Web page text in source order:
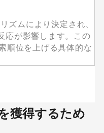
ング
プレイ広告
ワイトペーパー
ズムにより決定され、
応が影響します。この
順位を上げる具体的な
獲得するため